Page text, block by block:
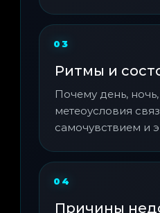
Ритмы и
Почему день,
метеоусловия
самочувствием и
Причины